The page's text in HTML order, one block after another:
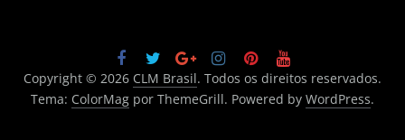
Copyright © 2026 CLM Brasil. Todos os direitos reservados.
Tema: ColorMagpor ThemeGrill. Powered by WordPress.